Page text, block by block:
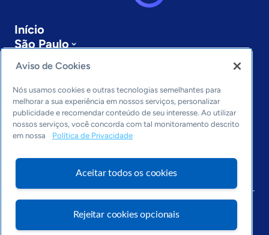
Início
São Paulo
Sobre a ASN
Últimas notícias
Entre em contato
Editorias
Economia & Política
Inovação & Tecnologia
Cultura empreendedora
Arquivo
Aviso de Cookies
Nós usamos cookies e outras tecnologias semelhantes para
melhorar a sua experiência em nossos serviços, personalizar
publicidade e recomendar conteúdo de seu interesse. Ao utilizar
nossos serviços, você concorda com tal monitoramento descrito
em nossa
Política de Privacidade
Aceitar todos os cookies
Rejeitar cookies opcionais